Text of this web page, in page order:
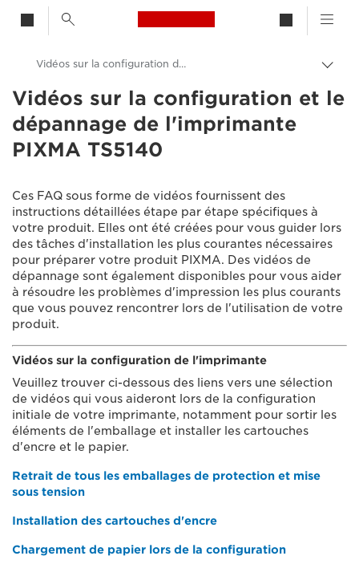
Canon Logo, back to
entre
les
Canon
Assistance produits clients
Vidéos sur la configuration de l'imprimante PIXMA TS5140
Vidéos sur la configuration et le
dépannage de l'imprimante
PIXMA TS5140
Ces FAQ sous forme de vidéos fournissent des
instructions détaillées étape par étape spécifiques à
votre produit. Elles ont été créées pour vous guider lors
des tâches d'installation les plus courantes nécessaires
pour préparer votre produit PIXMA. Des vidéos de
dépannage sont également disponibles pour vous aider
à résoudre les problèmes d'impression les plus courants
que vous pouvez rencontrer lors de l'utilisation de votre
produit.
Vidéos sur la configuration de l'imprimante
Veuillez trouver ci-dessous des liens vers une sélection
de vidéos qui vous aideront lors de la configuration
initiale de votre imprimante, notamment pour sortir les
éléments de l'emballage et installer les cartouches
d'encre et le papier.
Retrait de tous les emballages de protection et mise
sous tension
Installation des cartouches d'encre
Chargement de papier lors de la configuration